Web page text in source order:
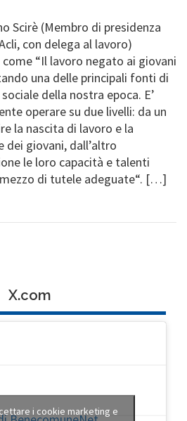
Scirè (Membro di presidenza
con delega al lavoro)
“Il lavoro negato ai giovani
una delle principali fonti di
della nostra epoca. E’
operare su due livelli: da un
la nascita di lavoro e la
dei giovani, dall’altro
le loro capacità e talenti
di tutele adeguate“. […]
X.com
i cookie marketing e